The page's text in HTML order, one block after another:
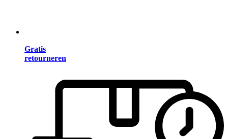
Gratis
retourneren